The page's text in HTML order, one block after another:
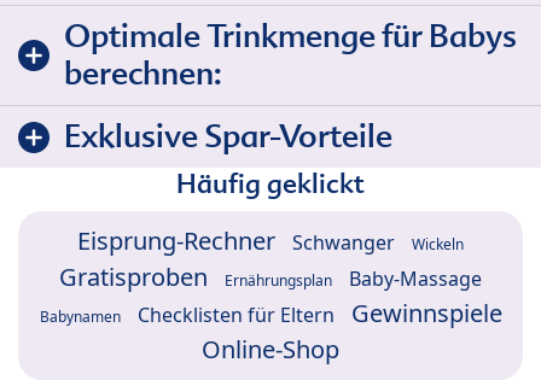
Optimale Trinkmenge für Babys
berechnen:
Exklusive Spar-Vorteile
Häufig geklickt
Eisprung-Rechner Schwanger Wickeln
Gratisproben Ernährungsplan Baby-Massage
Babynamen Checklisten für Eltern
Gewinnspiele
Online-Shop